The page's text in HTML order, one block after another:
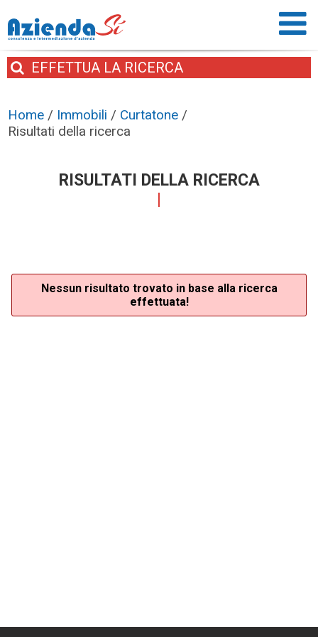
EFFETTUA LA RICERCA
Home / Immobili / Curtatone /
Risultati della ricerca
RISULTATI DELLA RICERCA
Nessun risultato trovato in base alla ricerca
effettuata!